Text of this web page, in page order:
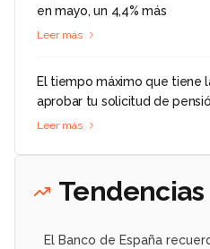
en mayo, un 4,4% más
Leer más
El tiempo máximo que tiene
aprobar tu solicitud de
Leer más
Tendencias
El Banco de España